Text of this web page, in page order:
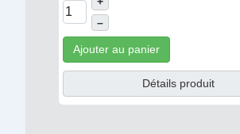
–
Ajouter au panier
Détails produit